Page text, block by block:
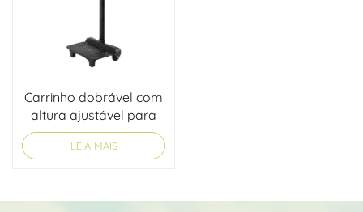
Carrinho dobrável com
altura ajustável para
mochila
LEIA MAIS